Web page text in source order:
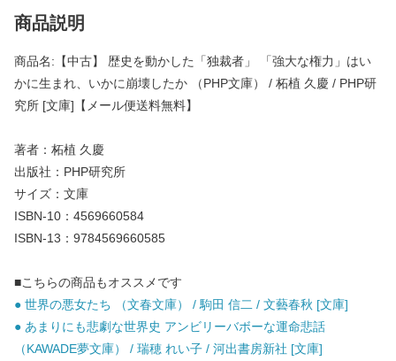
商品説明
商品名:【中古】 歴史を動かした「独裁者」 「強大な権力」はい
かに生まれ、いかに崩壊したか （PHP文庫） / 柘植 久慶 / PHP研
究所 [文庫]【メール便送料無料】
著者：柘植 久慶
出版社：PHP研究所
サイズ：文庫
ISBN-10：4569660584
ISBN-13：9784569660585
■こちらの商品もオススメです
● 世界の悪女たち （文春文庫） / 駒田 信二 / 文藝春秋 [文庫]
● あまりにも悲劇な世界史 アンビリーバボーな運命悲話
（KAWADE夢文庫） / 瑞穂 れい子 / 河出書房新社 [文庫]